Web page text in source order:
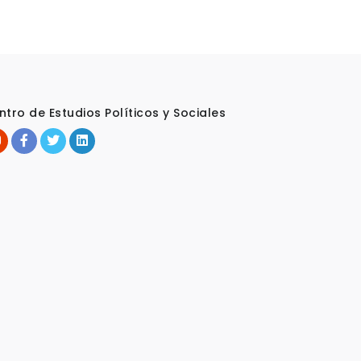
de Estudios Políticos y Sociales